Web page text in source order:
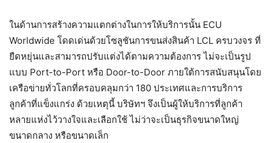
ในด้านการสร้างความแตกต่างในการให้บริการนั้น ECU
Worldwide โดดเด่นด้วยโซลูชันการขนส่งสินค้า LCL ครบวงจร ที่
ยืดหยุ่นและสามารถปรับแต่งได้ตามความต้องการ ไม่จะเป็นรูป
แบบ Port-to-Port หรือ Door-to-Door ภายใต้การสนับสนุนโดย
เครือข่ายทั่วโลกที่ครอบคลุมกว่า 180 ประเทศและการบริการ
ลูกค้าที่แข็งแกร่ง ด้วยเหตุนี้ บริษัทฯ จึงเป็นผู้ให้บริการที่ลูกค้า
หลายแห่งไว้วางใจและเลือกใช้ ไม่ว่าจะเป็นธุรกิจขนาดใหญ่
ขนาดกลาง หรือขนาดเล็ก